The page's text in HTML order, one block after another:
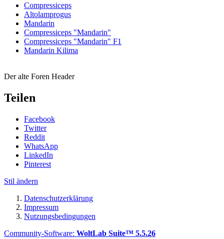
Compressiceps
Altolamprogus
Mandarin
Compressiceps "Mandarin"
Compressiceps "Mandarin" F1
Mandarin Kilima
Der alte Foren Header
Teilen
Facebook
Twitter
Reddit
WhatsApp
LinkedIn
Pinterest
Stil ändern
Datenschutzerklärung
Impressum
Nutzungsbedingungen
Community-Software: WoltLab Suite™ 5.5.26